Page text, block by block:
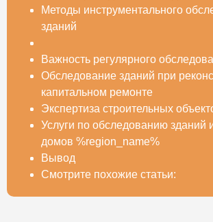
Методы инструментального
зданий
Важность регулярного
Обследование зданий при
капитальном ремонте
Экспертиза строительных
Услуги по обследованию зданий
домов %region_name%
Вывод
Смотрите похожие статьи: